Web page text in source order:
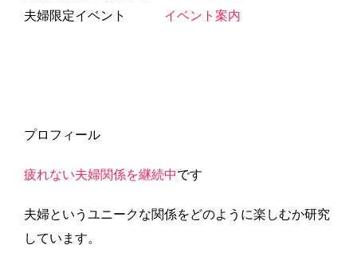
夫婦限定イベント イベント案内
プロフィール
疲れない夫婦関係を継続中です
夫婦というユニークな関係をどのように楽しむか研究
しています。